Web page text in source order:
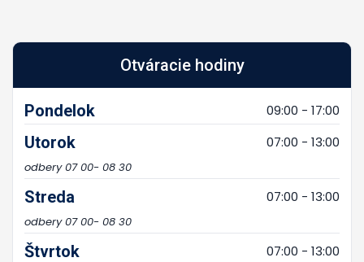
Otváracie hodiny
Pondelok 09:00 - 17:00
Utorok 07:00 - 13:00
odbery 07 00- 08 30
Streda 07:00 - 13:00
odbery 07 00- 08 30
Štvrtok 07:00 - 13:00